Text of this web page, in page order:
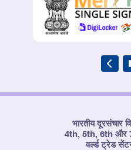
भारतीय दूरसंचार
4th, 5th, 6th और
वर्ल्ड ट्रेड